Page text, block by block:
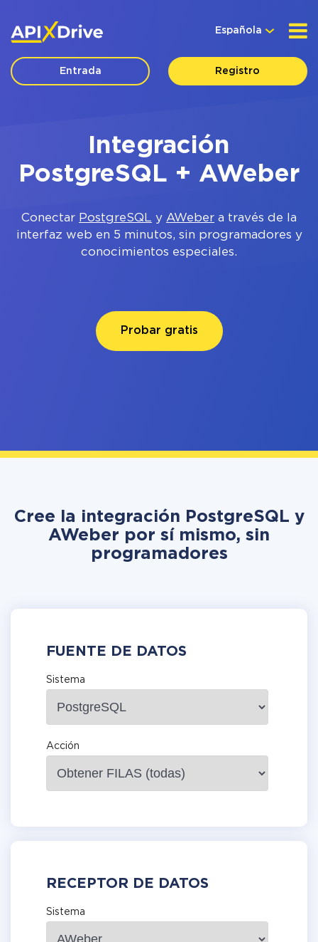
Española
Entrada Registro
Integración
PostgreSQL + AWeber
Conectar PostgreSQL y AWeber a través de la
interfaz web en 5 minutos, sin programadores y
conocimientos especiales.
Probar gratis
Cree la integración PostgreSQL y
AWeber por sí mismo, sin
programadores
FUENTE DE DATOS
Sistema
Acción
RECEPTOR DE DATOS
Sistema